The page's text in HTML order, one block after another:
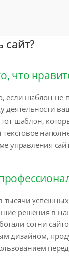
сайт?
что
если шаблон не
деятельности
шаблон,
текстовое
управления
тысячи
решения в
сотни
дизайном,